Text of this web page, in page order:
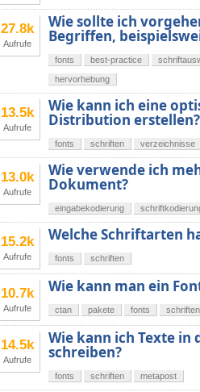
27.8k
Aufrufe
Wie sollte ich
Begriffen,
fonts best-practice
hervorhebung
13.5k
Aufrufe
Wie kann ich eine
Distribution erstellen?
fonts schriften verzeichnisse
13.0k
Aufrufe
Wie verwende ich
Dokument?
eingabekodierung
15.2k
Aufrufe
Welche Schriftarten
fonts schriften
10.7k
Aufrufe
Wie kann man ein
ctan pakete fonts schriften
14.5k
Aufrufe
Wie kann ich Texte
schreiben?
fonts schriften metapost